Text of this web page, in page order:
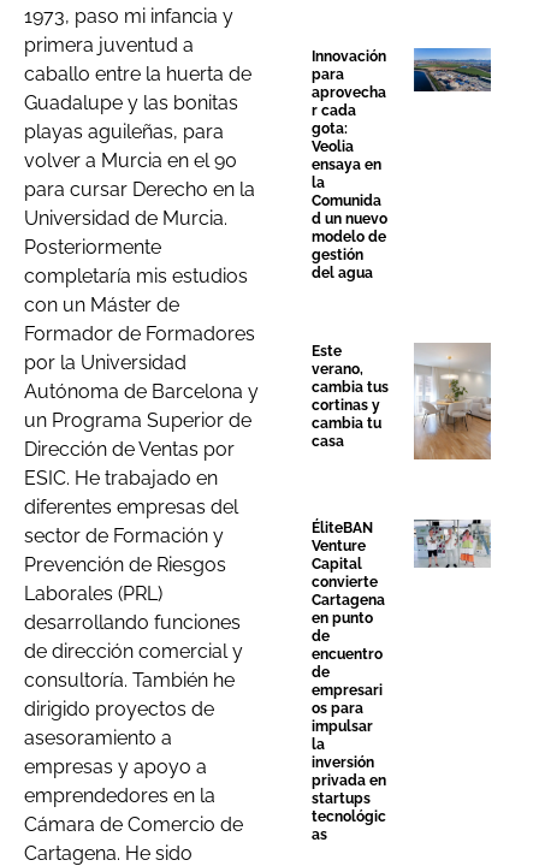
1973, paso mi infancia y
primera juventud a
caballo entre la huerta de
Guadalupe y las bonitas
playas aguileñas, para
volver a Murcia en el 90
para cursar Derecho en la
Universidad de Murcia.
Posteriormente
completaría mis estudios
con un Máster de
Formador de Formadores
por la Universidad
Autónoma de Barcelona y
un Programa Superior de
Dirección de Ventas por
ESIC. He trabajado en
diferentes empresas del
sector de Formación y
Prevención de Riesgos
Laborales (PRL)
desarrollando funciones
de dirección comercial y
consultoría. También he
dirigido proyectos de
asesoramiento a
empresas y apoyo a
emprendedores en la
Cámara de Comercio de
Cartagena. He sido
Innovación
para
aprovecha
r cada
gota:
Veolia
ensaya en
la
Comunida
d un nuevo
modelo de
gestión
del agua
Este
verano,
cambia tus
cortinas y
cambia tu
casa
ÉliteBAN
Venture
Capital
convierte
Cartagena
en punto
de
encuentro
de
empresari
os para
impulsar
la
inversión
privada en
startups
tecnológic
as